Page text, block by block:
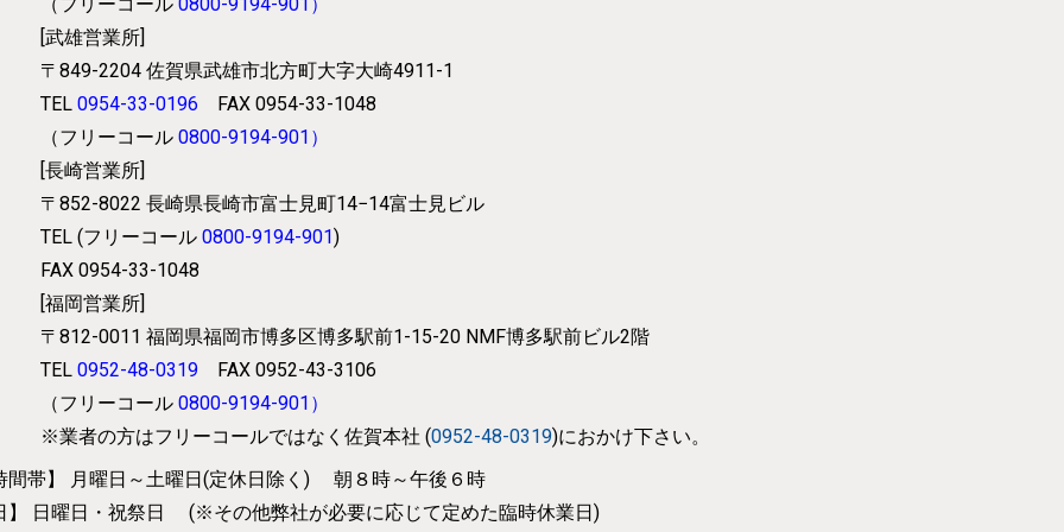
[武雄営業所]
〒849-2204佐賀県武雄市北方町大字大崎4911-1
TEL0954-33-0196
FAX 0954-33-1048
（フリーコール0800-9194-901 ）
[長崎営業所]
〒852-8022長崎県長崎市富士見町14−14富士見ビル
TEL (フリーコール0800-9194-901)
FAX 0954-33-1048
[福岡営業所]
〒812-0011福岡県福岡市博多区博多駅前1-15-20 NMF博多駅前ビル2階
TEL0952-48-0319
FAX 0952-43-3106
（フリーコール0800-9194-901 ）
※業者の方はフリーコールではなく佐賀本社 (0952-48-0319)におかけ下さい。
間帯】
月曜日～土曜日(定休日除く) 朝８時～午後６時
日曜日・祝祭日 (※その他弊社が必要に応じて定めた臨時休業日)